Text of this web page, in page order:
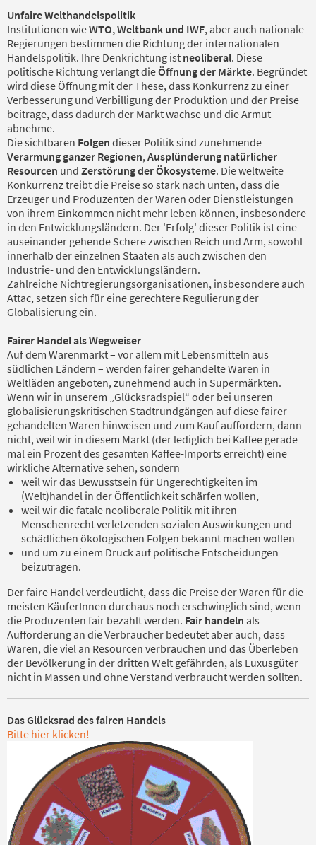
Unfaire Welthandelspolitik
Institutionen wieWTO, Weltbank und IWF, aber auch nationale
Regierungen bestimmen die Richtung der internationalen
Handelspolitik. Ihre Denkrichtung ist neoliberal. Diese
politische Richtung verlangt dieÖffnung der Märkte. Begründet
wird diese Öffnung mit der These, dass Konkurrenz zu einer
Verbesserung und Verbilligung der Produktion und der Preise
beitrage, dass dadurch der Markt wachse und die Armut
abnehme.
Die sichtbaren Folgen dieser Politik sind zunehmende
Verarmung ganzer Regionen, Ausplünderung natürlicher
Resourcen und Zerstörung der Ökosysteme. Die weltweite
Konkurrenz treibt die Preise so stark nach unten, dass die
Erzeuger und Produzenten der Waren oder Dienstleistungen
von ihrem Einkommen nicht mehr leben können, insbesondere
in den Entwicklungsländern. Der 'Erfolg' dieser Politik ist eine
auseinander gehende Schere zwischen Reich und Arm, sowohl
innerhalb der einzelnen Staaten als auch zwischen den
Industrie- und den Entwicklungsländern.
Zahlreiche Nichtregierungsorganisationen, insbesondere auch
Attac, setzen sich für eine gerechtere Regulierung der
Globalisierung ein.
Fairer Handel als Wegweiser
Auf dem Warenmarkt – vor allem mit Lebensmitteln aus
südlichen Ländern – werden fairer gehandelte Waren in
Weltläden angeboten, zunehmend auch in Supermärkten.
Wenn wir in unserem „Glücksradspiel“ oder bei unseren
globalisierungskritischen Stadtrundgängen auf diese fairer
gehandelten Waren hinweisen und zum Kauf auffordern, dann
nicht, weil wir in diesem Markt (der lediglich bei Kaffee gerade
mal ein Prozent des gesamten Kaffee-Imports erreicht) eine
wirkliche Alternative sehen, sondern
weil wir das Bewusstsein für Ungerechtigkeiten im
(Welt)handel in der Öffentlichkeit schärfen wollen,
weil wir die fatale neoliberale Politik mit ihren
Menschenrecht verletzenden sozialen Auswirkungen und
schädlichen ökologischen Folgen bekannt machen wollen
und um zu einem Druck auf politische Entscheidungen
beizutragen.
Der faire Handel verdeutlicht, dass die Preise der Waren für die
meisten KäuferInnen durchaus noch erschwinglich sind, wenn
die Produzenten fair bezahlt werden. Fair handeln als
Aufforderung an die Verbraucher bedeutet aber auch, dass
Waren, die viel an Resourcen verbrauchen und das Überleben
der Bevölkerung in der dritten Welt gefährden, als Luxusgüter
nicht in Massen und ohne Verstand verbraucht werden sollten.
Das Glücksrad des fairen Handels
Bitte hier klicken!